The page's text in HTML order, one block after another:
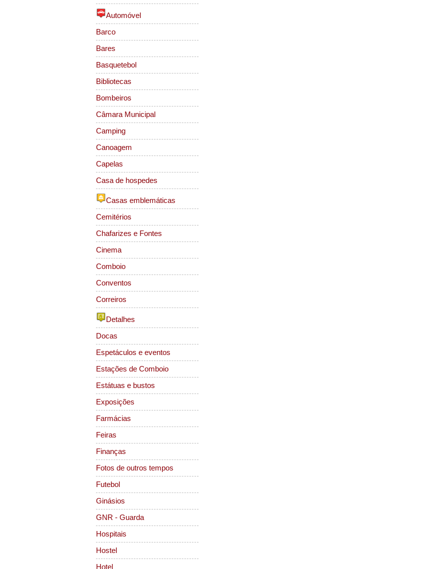
Automóvel
Barco
Bares
Basquetebol
Bibliotecas
Bombeiros
Câmara Municipal
Camping
Canoagem
Capelas
Casa de hospedes
Casas emblemáticas
Cemitérios
Chafarizes e Fontes
Cinema
Comboio
Conventos
Correiros
Detalhes
Docas
Espetáculos e eventos
Estações de Comboio
Estátuas e bustos
Exposições
Farmácias
Feiras
Finanças
Fotos de outros tempos
Futebol
Ginásios
GNR - Guarda
Hospitais
Hostel
Hotel